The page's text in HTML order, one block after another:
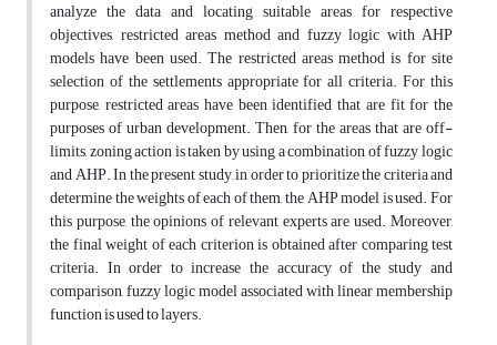
analyze the data and locating suitable areas for respective
objectives, restricted areas method and fuzzy logic with AHP
models have been used. The restricted areas method is for site
selection of the settlements appropriate for all criteria. For this
purpose, restricted areas have been identified that are fit for the
purposes of urban development. Then, for the areas that are off-
limits, zoning action is taken by using a combination of fuzzy logic
and AHP. In the present study, in order to prioritize the criteria and
determine the weights of each of them, the AHP model is used. For
this purpose, the opinions of relevant experts are used. Moreover,
the final weight of each criterion is obtained after comparing test
criteria. In order to increase the accuracy of the study and
comparison, fuzzy logic model associated with linear membership
function is used to layers.